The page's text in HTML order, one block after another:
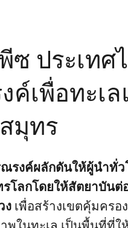
ซ ประเทศ
ค์เพื่อทะเล
มุทร
รงค์ผลักดันให้ผู้นำทั่ว
โลกโดยให้สัตยาบัน
ง เพื่อสร้างเขตคุ้มคร